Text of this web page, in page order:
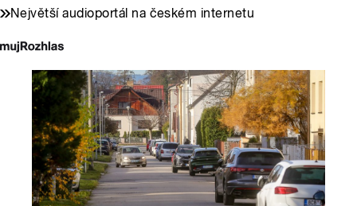
Největší audioportál na českém internetu